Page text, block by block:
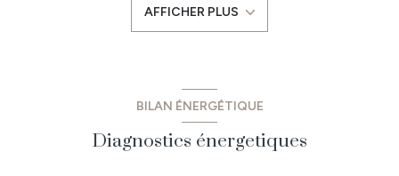
avec ses espaces dressing et salle d'eau, une salle de bains et un
suite parentale, domotique ...
disponibles sur le site Géorisques : www.georisques.gouv.fr
- Vous êtes à 25 min de Nantes, 35 min de la côte et St Jean de
AFFICHER PLUS
BILAN ÉNERGÉTIQUE
Diagnostics énergetiques